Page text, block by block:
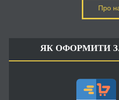
Про
ЯК ОФОРМИТИ